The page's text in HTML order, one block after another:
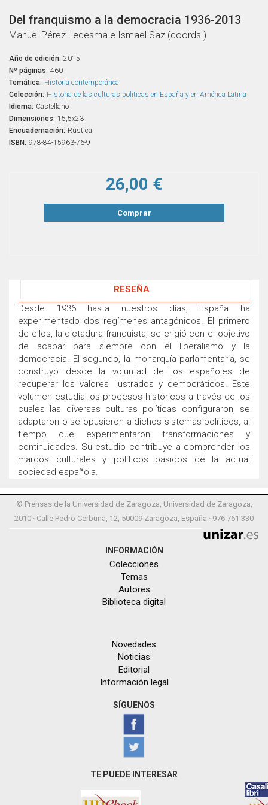
Del franquismo a la democracia 1936-2013
Manuel Pérez Ledesma e Ismael Saz (coords.)
Año de edición: 2015
Nº páginas: 460
Temática: Historia contemporánea
Colección: Historia de las culturas políticas en España y en América Latina
Idioma: Castellano
Dimensiones: 15,5x23
Encuadernación: Rústica
ISBN: 978-84-15963-76-9
26,00 €
Comprar
RESEÑA
Desde 1936 hasta nuestros días, España ha
experimentado dos regímenes antagónicos. El primero
de ellos, la dictadura franquista, se erigió con el objetivo
de acabar para siempre con el liberalismo y la
democracia. El segundo, la monarquía parlamentaria, se
construyó desde la voluntad de los españoles de
recuperar los valores ilustrados y democráticos. Este
volumen estudia los procesos históricos a través de los
cuales las diversas culturas políticas configuraron, se
adaptaron o se opusieron a dichos sistemas políticos, al
tiempo que experimentaron transformaciones y
continuidades. Su estudio contribuye a comprender los
marcos culturales y políticos básicos de la actual
sociedad española.
© Prensas de la Universidad de Zaragoza, Universidad de Zaragoza,
2010 · Calle Pedro Cerbuna, 12, 50009 Zaragoza, España · 976 761 330
INFORMACIÓN
Colecciones
Temas
Autores
Biblioteca digital
Novedades
Noticias
Editorial
Información legal
SÍGUENOS
TE PUEDE INTERESAR